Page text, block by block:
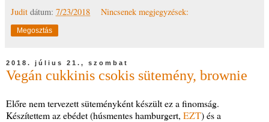
Judit dátum: 7/23/2018 Nincsenek megjegyzések:
Megosztás
2018. július 21., szombat
Vegán cukkinis csokis sütemény, brownie
Előre nem tervezett süteményként készült ez a finomság.
Készítettem az ebédet (húsmentes hamburgert, EZT) és a